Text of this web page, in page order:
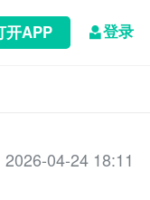
开APP 登录
2026-04-24 18:11